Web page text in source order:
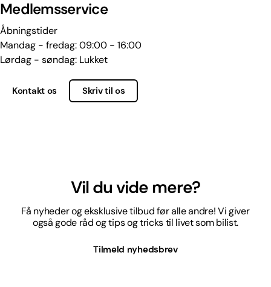
Medlemsservice
Åbningstider
Mandag - fredag: 09:00 - 16:00
Lørdag - søndag: Lukket
Kontakt os Skriv til os
Vil du vide mere?
Få nyheder og eksklusive tilbud før alle andre! Vi giver
også gode råd og tips og tricks til livet som bilist.
Tilmeld nyhedsbrev